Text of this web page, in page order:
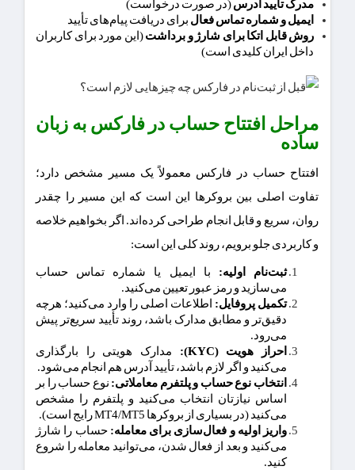
مدرک تأیید آدرس(در صورت درخواست)
ایمیل و شماره تماس فعال برای دریافت پیام‌های تأیید
روش قابل اتکا برای شارژ و برداشت(این مورد برای کاربران
داخل ایران کلیدی است)
مراحل افتتاح حساب در فارکس به زبان
ساده
افتتاح حساب در فارکس معمولاً یک مسیر مشخص دارد؛
تفاوت اصلی بین بروکرها این است که این مسیر را چقدر
روان، سریع و قابل انجام طراحی کرده‌اند. اگر بخواهیم خلاصه
و کاربردی جلو برویم، روند کلی این است:
ثبت‌نام اولیه: با ایمیل یا شماره تماس حساب
می‌سازید و رمز عبور تعیین می‌کنید.
تکمیل پروفایل: اطلاعات اصلی را وارد می‌کنید؛ هرچه
دقیق‌تر و مطابق مدارک باشد، روند تأیید سریع‌تر پیش
می‌رود.
احراز هویت (KYC):
مدارک هویتی را بارگذاری
می‌کنید و اگر لازم باشد، تأیید آدرس هم انجام می‌شود.
انتخاب نوع حساب و پلتفرم معاملاتی: نوع حساب را بر
اساس نیازتان انتخاب می‌کنید و پلتفرم را مشخص
می‌کنید (در بسیاری از بروکرها MT4/MT5 رایج است).
واریز اولیه و فعال‌سازی برای معامله: حساب را شارژ
می‌کنید و بعد از فعال شدن، می‌توانید معامله را شروع
کنید.